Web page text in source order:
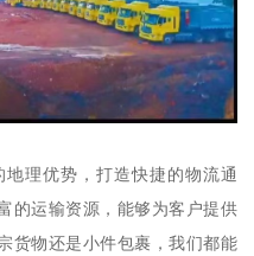
理优势，打造快捷的物流通
的运输资源，能够为客户提供
货物还是小件包裹，我们都能